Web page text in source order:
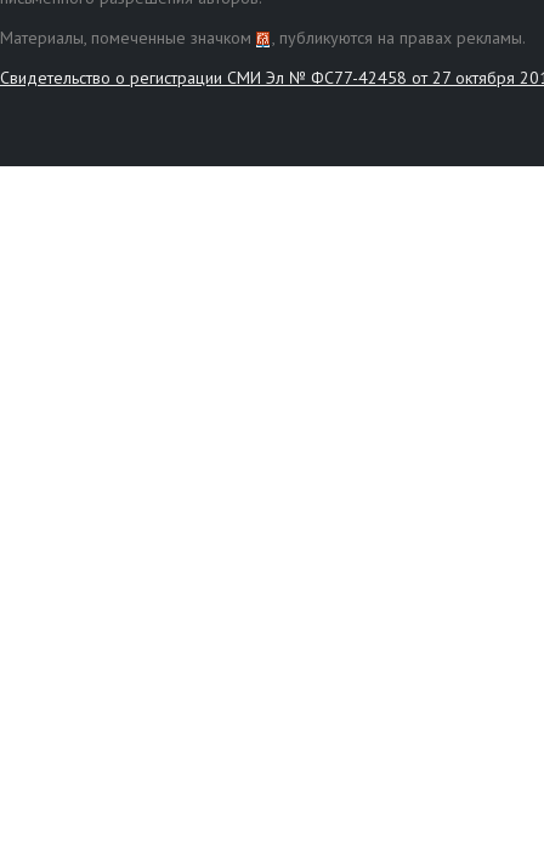
Материалы, помеченные значком
, публикуются на правах рекламы.
Свидетельство о регистрации СМИ Эл № ФС77-42458 от 27 октября